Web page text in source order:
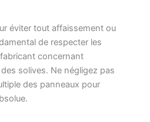
éviter tout affaissement ou
de respecter les
concernant
des solives. Ne négligez pas
des panneaux pour